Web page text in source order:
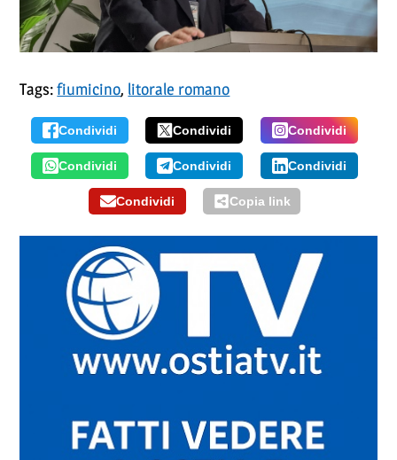
Tags:fiumicino, litorale romano
Condividi Condividi Condividi
Condividi Condividi Condividi
Condividi Copia link